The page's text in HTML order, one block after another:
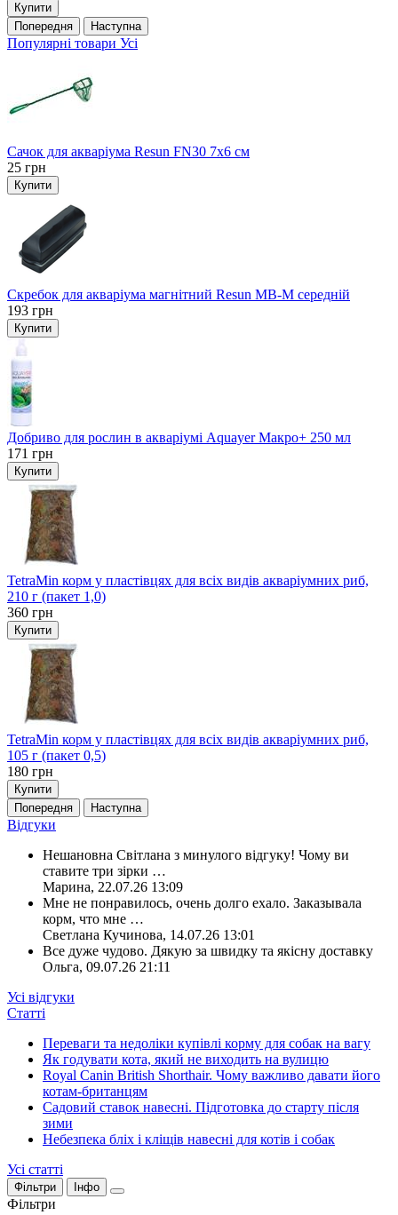
Купити
Попередня
Наступна
Популярні товари Усі
Сачок для акваріума Resun FN30 7х6 см
25 грн
Купити
Скребок для акваріума магнітний Resun MB-M середній
193 грн
Купити
Добриво для рослин в акваріумі Aquayer Макро+ 250 мл
171 грн
Купити
TetraMin корм у пластівцях для всіх видів акваріумних риб,
210 г (пакет 1,0)
360 грн
Купити
TetraMin корм у пластівцях для всіх видів акваріумних риб,
105 г (пакет 0,5)
180 грн
Купити
Попередня
Наступна
Відгуки
Нешановна Світлана з минулого відгуку! Чому ви
ставите три зірки …
Марина, 22.07.26 13:09
Мне не понравилось, очень долго ехало. Заказывала
корм, что мне …
Светлана Кучинова, 14.07.26 13:01
Все дуже чудово. Дякую за швидку та якісну доставку
Ольга, 09.07.26 21:11
Усі відгуки
Статті
Переваги та недоліки купівлі корму для собак на вагу
Як годувати кота, який не виходить на вулицю
Royal Canin British Shorthair. Чому важливо давати його
котам-британцям
Садовий ставок навесні. Підготовка до старту після
зими
Небезпека бліх і кліщів навесні для котів і собак
Усі статті
Фільтри Інфо
Фільтри